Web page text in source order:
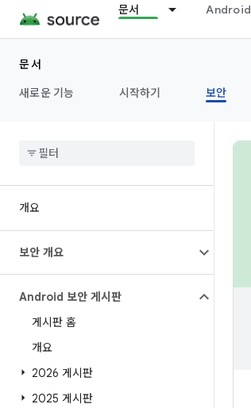
문서 Android
문서
새로운 기능
시작하기 보안
개요
보안 개요
Android 보안 게시판
게시판 홈
개요
2026 게시판
2025 게시판